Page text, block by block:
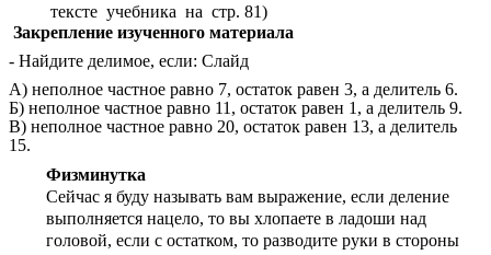
тексте учебника на стр. 81)
Закрепление изученного материала
- Найдите делимое, если: Слайд
А) неполное частное равно 7, остаток равен 3, а делитель 6.
Б) неполное частное равно 11, остаток равен 1, а делитель 9.
В) неполное частное равно 20, остаток равен 13, а делитель
15.
Физминутка
Сейчас я буду называть вам выражение, если деление
выполняется нацело, то вы хлопаете в ладоши над
головой, если с остатком, то разводите руки в стороны